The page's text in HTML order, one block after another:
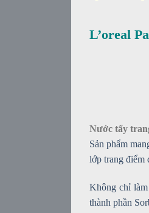
L’oreal
Nước tẩy
Sản phẩm
lớp trang điểm
Không chỉ
thành phần